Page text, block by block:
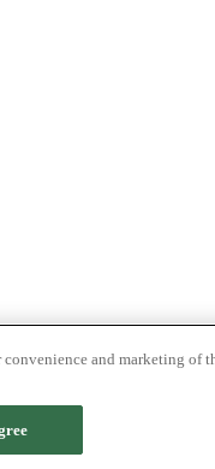
and marketing of